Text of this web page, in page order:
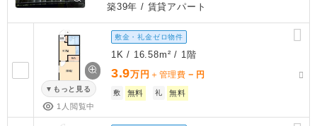
築39年 / 賃貸アパート
もっと見る
1人閲覧中
敷金・礼金ゼロ物件
1K / 16.58m² / 1階
3.9万円 ＋管理費 － 円
敷 無料 礼 無料